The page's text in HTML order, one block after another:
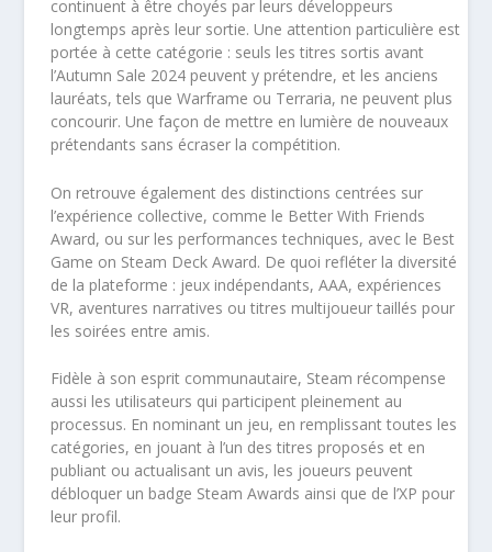
continuent à être choyés par leurs développeurs
longtemps après leur sortie. Une attention particulière est
portée à cette catégorie : seuls les titres sortis avant
l’Autumn Sale 2024 peuvent y prétendre, et les anciens
lauréats, tels que Warframe ou Terraria, ne peuvent plus
concourir. Une façon de mettre en lumière de nouveaux
prétendants sans écraser la compétition.
On retrouve également des distinctions centrées sur
l’expérience collective, comme le Better With Friends
Award, ou sur les performances techniques, avec le Best
Game on Steam Deck Award. De quoi refléter la diversité
de la plateforme : jeux indépendants, AAA, expériences
VR, aventures narratives ou titres multijoueur taillés pour
les soirées entre amis.
Fidèle à son esprit communautaire, Steam récompense
aussi les utilisateurs qui participent pleinement au
processus. En nominant un jeu, en remplissant toutes les
catégories, en jouant à l’un des titres proposés et en
publiant ou actualisant un avis, les joueurs peuvent
débloquer un badge Steam Awards ainsi que de l’XP pour
leur profil.